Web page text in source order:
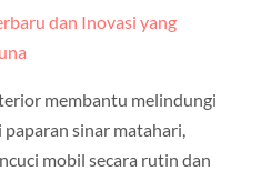
dan Inovasi yang
membantu melindungi
sinar matahari,
mobil secara rutin dan